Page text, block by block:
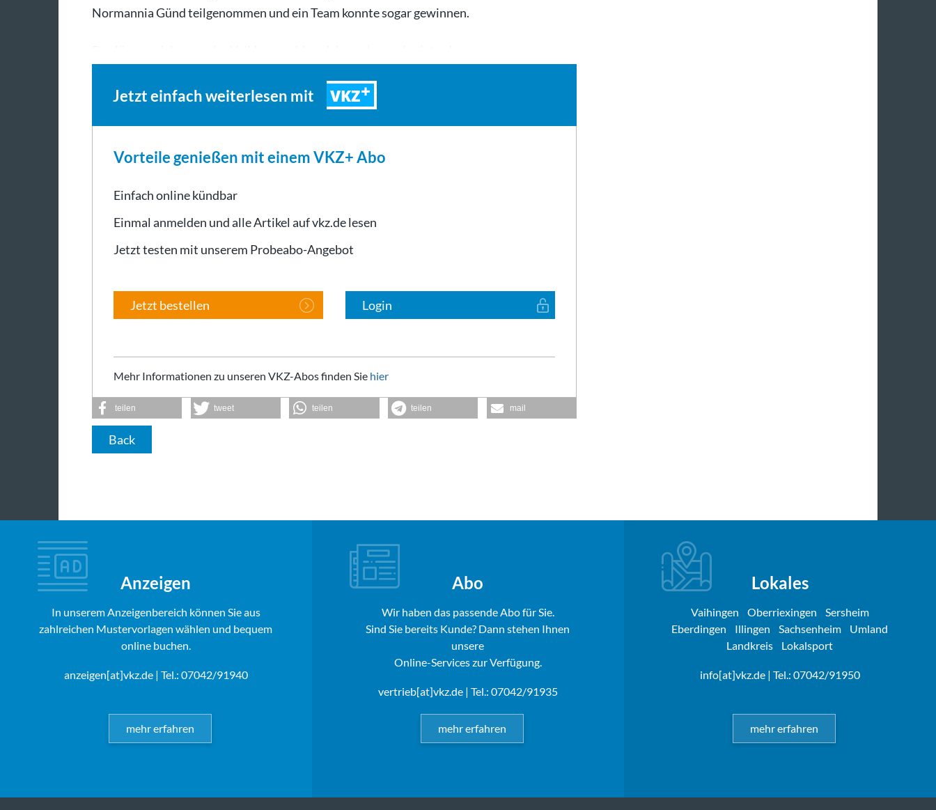
Normannia Günd teilgenommen und ein Team konnte sogar gewinnen.
Jetzt einfach weiterlesen mit VKZ
Vorteile genießen mit einem VKZ+ Abo
Einfach online kündbar
Einmal anmelden und alle Artikel auf vkz.de lesen
Jetzt testen mit unserem Probeabo-Angebot
Jetzt bestellen Login
Mehr Informationen zu unseren VKZ-Abos finden Sie hier
teilen tweet teilen teilen mail
Back
Anzeigen
In unserem Anzeigenbereich können Sie aus
zahlreichen Mustervorlagen wählen und bequem
online buchen.
anzeigen[at]vkz.de| Tel.: 07042/91940
mehr erfahren
Abo
Wir haben das passende Abo für Sie.
Sind Sie bereits Kunde? Dann stehen Ihnen
unsere
Online-Services zur Verfügung.
vertrieb[at]vkz.de| Tel.: 07042/91935
mehr erfahren
Lokales
Vaihingen Oberriexingen
Sersheim
Eberdingen
Illingen Sachsenheim
Umland
Landkreis
Lokalsport
info[at]vkz.de| Tel.: 07042/91950
mehr erfahren